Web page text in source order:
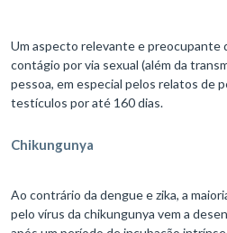
Um aspecto relevante e preocupante
contágio por via sexual (além da
pessoa, em especial pelos relatos de
testículos por até 160 dias.
Chikungunya
Ao contrário da dengue e zika, a
pelo vírus da chikungunya vem a